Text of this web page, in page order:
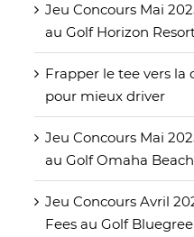
Jeu Concours Mai
au Golf Horizon
Frapper le tee vers la
pour mieux driver
Jeu Concours Mai
au Golf Omaha Beach
Jeu Concours Avril
Fees au Golf